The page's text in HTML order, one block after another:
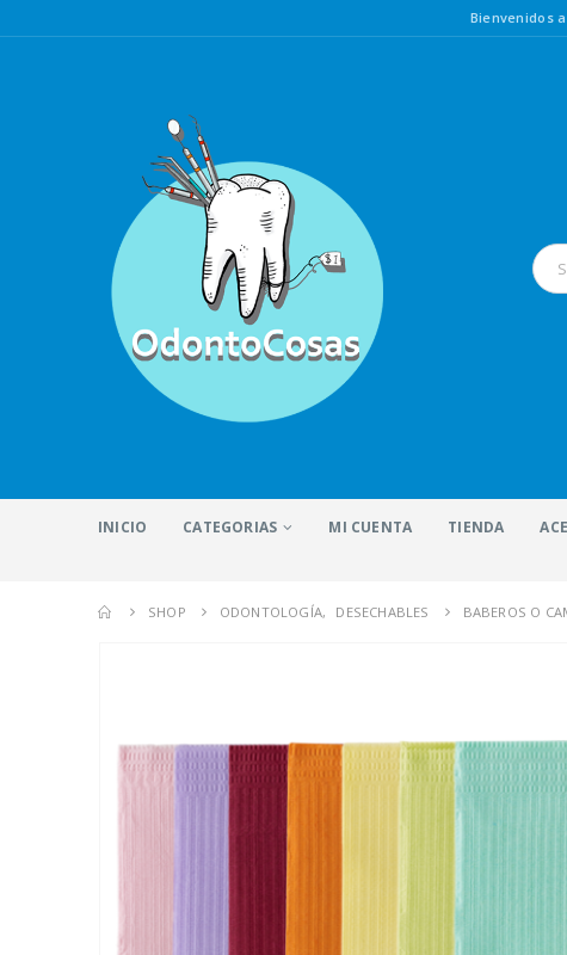
Bienvenidos a
INICIO CATEGORIAS MI CUENTA TIENDA
SHOP ODONTOLOGÍA, DESECHABLES BABEROS O